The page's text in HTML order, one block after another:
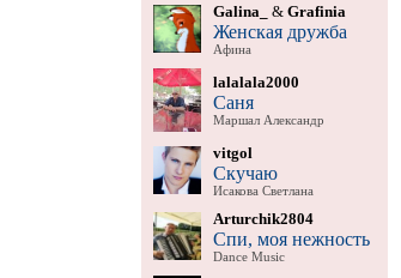
Galina_ & Grafinia
Женская дружба
Афина
lalalala2000
Саня
Маршал Александр
vitgol
Скучаю
Исакова Светлана
Arturchik2804
Спи, моя нежность
Dance Music